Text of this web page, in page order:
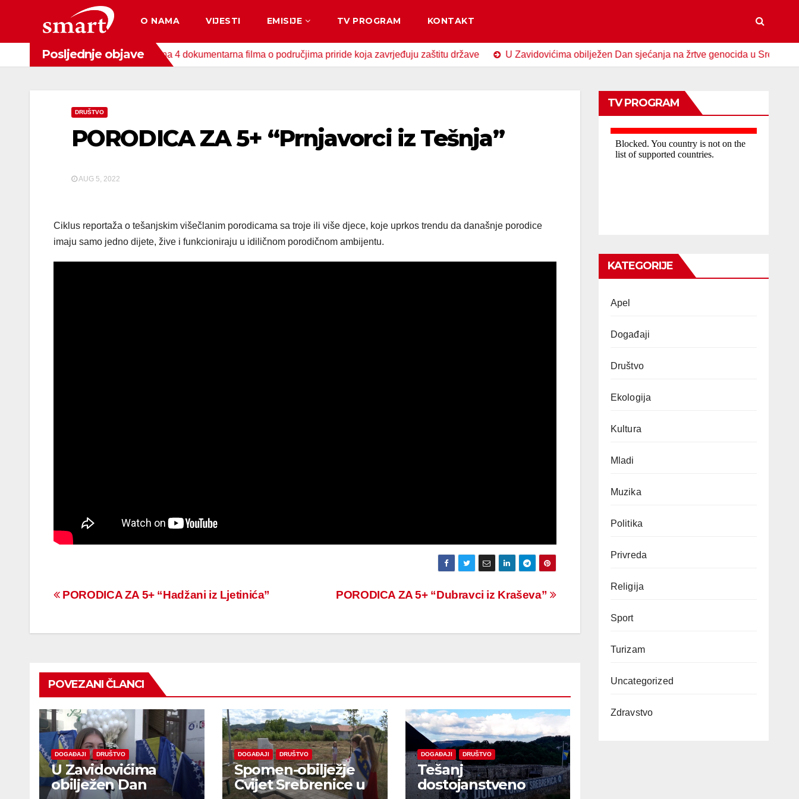
content
O NAMA VIJESTI EMISIJE TV PROGRAM KONTAKT
Posljednje objave
za zaštitu okoliša snimljena 4 dokumentarna filma o područjima priride koja zavrjeđuju zaštitu države U Zavidovićima obilježen Dan sjećanja na žrtve genocida u Srebrenici
DRUŠTVO
PORODICA ZA 5+ “Prnjavorci iz Tešnja”
AUG 5, 2022
Ciklus reportaža o tešanjskim višečlanim porodicama sa troje ili više djece, koje uprkos trendu da današnje porodice
imaju samo jedno dijete, žive i funkcioniraju u idiličnom porodičnom ambijentu.
Navigacija
PORODICA ZA 5+ “Dubravci iz Kraševa”
PORODICA ZA 5+ “Hadžani iz Ljetinića”
POVEZANI ČLANCI
DOGAĐAJI DRUŠTVO
U Zavidovićima
obilježen Dan
DOGAĐAJI DRUŠTVO
Spomen-obilježje
Cvijet Srebrenice u
DOGAĐAJI DRUŠTVO
Tešanj
dostojanstveno
TV PROGRAM
KATEGORIJE
Apel
Događaji
Društvo
Ekologija
Kultura
Mladi
Muzika
Politika
Privreda
Religija
Sport
Turizam
Uncategorized
Zdravstvo